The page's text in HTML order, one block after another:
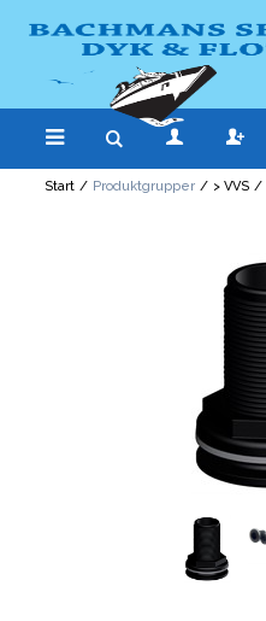
Start / Produktgrupper / > VVS /